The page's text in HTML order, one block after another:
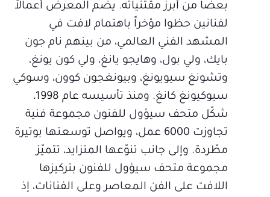
بعضاً من أبرز مقتنياته. يضم المعرض أعمالاً
لفنانين حظوا مؤخراً باهتمام لافت في
المشهد الفني العالمي، من بينهم نام جون
بايك، ولي بول، وهايجو يانغ، ولي كون يونغ،
وتشونغ سيويونغ، وبيونغجون كوون، وسوكي
سيوكيونغ كانغ. ومنذ تأسيسه عام 1998،
شكّل متحف سيؤول للفنون مجموعة فنية
تجاوزت 6000 عمل، ويواصل توسعتها بوتيرة
مطّردة. وإلى جانب تنوّعها المتزايد، تتميّز
مجموعة متحف سيؤول للفنون بتركيزها
اللافت على الفن المعاصر وعلى الفنانات، إذ